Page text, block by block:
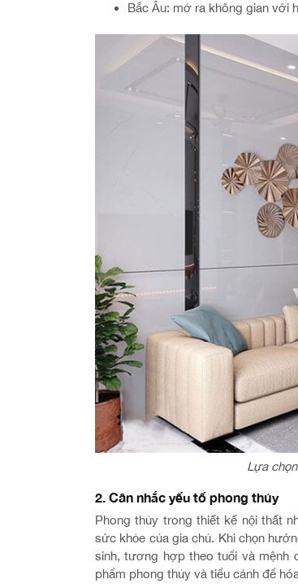
Bắc Âu: mở ra không gian với
Lựa
2. Cân nhắc yếu tố phong thủy
Phong thủy trong thiết kế nội thất
sức khỏe của gia chủ. Khi chọn
sinh, tương hợp theo tuổi và mệnh
phẩm phong thủy và tiểu cảnh để